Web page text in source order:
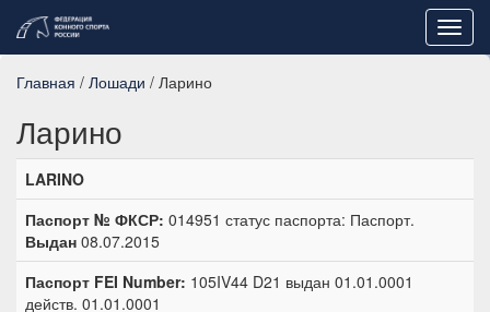
Главная / Лошади / Ларино
Ларино
LARINO
Паспорт № ФКСР: 014951 статус паспорта: Паспорт.
Выдан 08.07.2015
Паспорт FEI Number: 105IV44 D21 выдан 01.01.0001
действ. 01.01.0001